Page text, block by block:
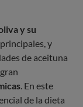
y su
y
de aceituna
. En este
de la dieta